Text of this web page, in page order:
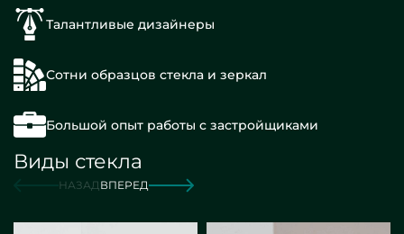
Талантливые дизайнеры
Сотни образцов стекла и зеркал
Большой опыт работы с застройщиками
Виды стекла
НАЗАДВПЕРЕД